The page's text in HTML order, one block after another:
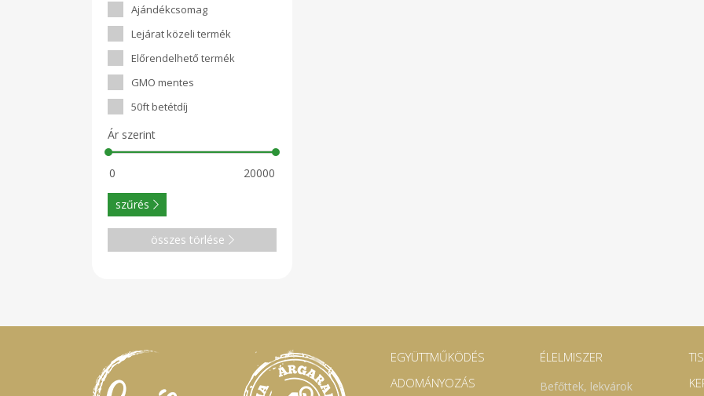
Ajándékcsomag
Lejárat közeli termék
Előrendelhető termék
GMO mentes
50ft betétdíj
Ár szerint
szűrés
összes törlése
EGYÜTTMŰKÖDÉS
ADOMÁNYOZÁS
ÉLELMISZER
Befőttek, lekvárok